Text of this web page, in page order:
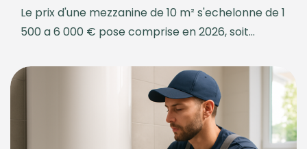
Le prix d'une mezzanine de 10 m² s'echelonne de 1
500 a 6 000 € pose comprise en 2026, soit...